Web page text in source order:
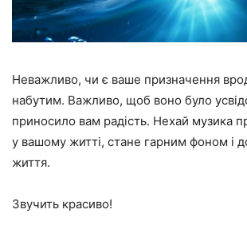
Неважливо, чи є ваше призначення
набутим. Важливо, щоб воно було
приносило вам радість. Нехай музика
у вашому житті, стане гарним фоном і
життя.
Звучить красиво!